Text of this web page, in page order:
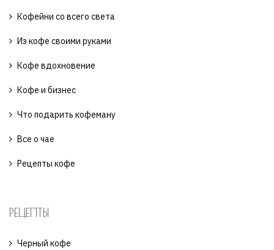
Кофейни со всего света
Из кофе своими руками
Кофе вдохновение
Кофе и бизнес
Что подарить кофеману
Все о чае
Рецепты кофе
РЕЦЕПТЫ
Черный кофе